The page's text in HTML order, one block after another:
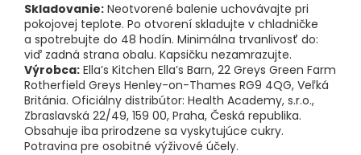
Skladovanie: Neotvorené balenie uchovávajte pri
pokojovej teplote. Po otvorení skladujte v chladničke
a spotrebujte do 48 hodín. Minimálna trvanlivosť do:
viď zadná strana obalu. Kapsičku nezamrazujte.
Výrobca: Ella’s Kitchen Ella’s Barn, 22 Greys Green Farm
Rotherfield Greys Henley-on-Thames RG9 4QG, Veľká
Británia. Oficiálny distribútor: Health Academy, s.r.o.,
Zbraslavská 22/49, 159 00, Praha, Česká republika.
Obsahuje iba prirodzene sa vyskytujúce cukry.
Potravina pre osobitné výživové účely.